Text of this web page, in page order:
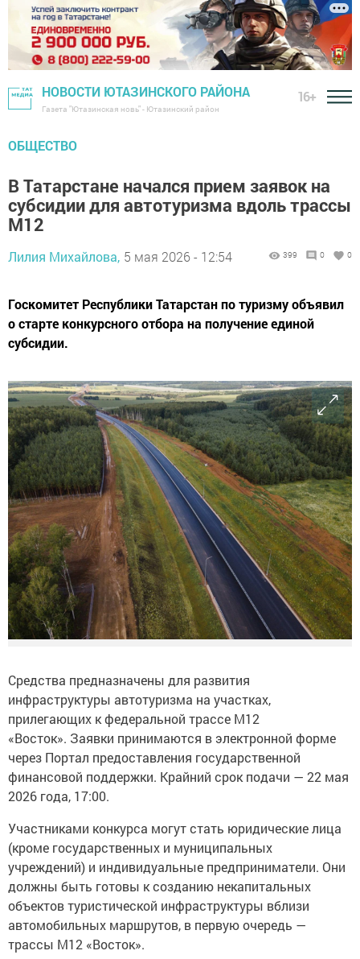
НОВОСТИ ЮТАЗИНСКОГО РАЙОНА
Газета "Ютазинская новь" - Ютазинский район
16+
ОБЩЕСТВО
В Татарстане начался прием заявок на
субсидии для автотуризма вдоль трассы
М12
Лилия Михайлова, 5 мая 2026 - 12:54 399 0 0
Госкомитет Республики Татарстан по туризму объявил
о старте конкурсного отбора на получение единой
субсидии.
Средства предназначены для развития
инфраструктуры автотуризма на участках,
прилегающих к федеральной трассе М12
«Восток». Заявки принимаются в электронной форме
через Портал предоставления государственной
финансовой поддержки. Крайний срок подачи — 22 мая
2026 года, 17:00.
Участниками конкурса могут стать юридические лица
(кроме государственных и муниципальных
учреждений) и индивидуальные предприниматели. Они
должны быть готовы к созданию некапитальных
объектов туристической инфраструктуры вблизи
автомобильных маршрутов, в первую очередь —
трассы М12 «Восток».